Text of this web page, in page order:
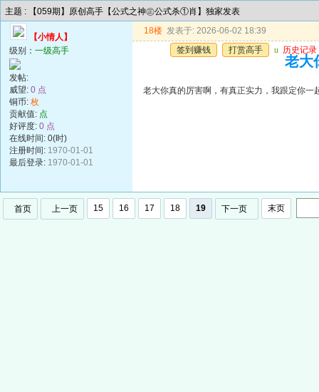
主题 : 【059期】原创高手【公式之神㊣公式杀①肖】独家发表
【小情人】
级别： 一级高手
发帖:
威望: 0 点
铜币: 枚
贡献值: 点
好评度: 0 点
在线时间: 0(时)
注册时间: 1970-01-01
最后登录: 1970-01-01
18楼 发表于: 2026-06-02 18:39
签到赚钱
打赏高手 u 历史记录
老大
老大你真的厉害啊，有真正实力，我跟定你一
首页 上一页 15 16 17 18 19 下一页 末页